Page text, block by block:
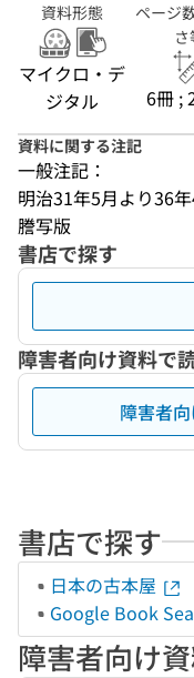
資料形態
マイクロ・デ
ジタル
ページ
6冊 ;
資料に関する注記
一般注記：
明治31年5月より36
謄写版
書店で探す
障害者向け資料で
障害者
書店で探す
日本の古本屋
Google Book
障害者向け